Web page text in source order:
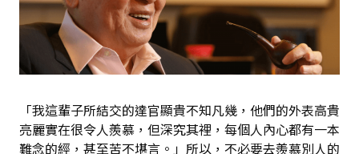
「我這輩子所結交的達官顯貴不知凡幾，他們的外表高貴
亮麗實在很令人羨慕，但深究其裡，每個人內心都有一本
難念的經，甚至苦不堪言。」所以，不必要去羨慕別人的